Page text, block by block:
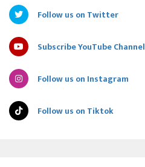
Follow us on Twitter
Subscribe YouTube Channel
Follow us on Instagram
Follow us on Tiktok